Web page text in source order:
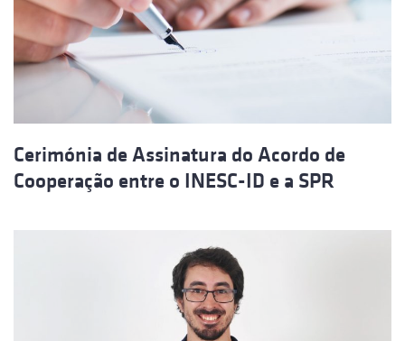
Cerimónia de Assinatura do Acordo de
Cooperação entre o INESC-ID e a SPR